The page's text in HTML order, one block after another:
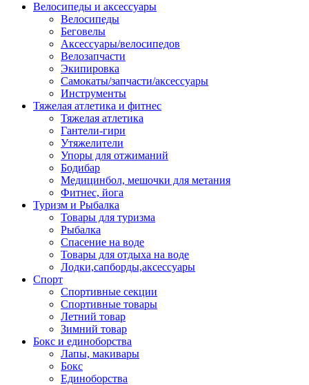
Велосипеды и аксессуары
Велосипеды
Беговелы
Аксессуары/велосипедов
Велозапчасти
Экипировка
Самокаты/запчасти/аксессуары
Инструменты
Тяжелая атлетика и фитнес
Тяжелая атлетика
Гантели-гири
Утяжелители
Упоры для отжиманий
Бодибар
Медицинбол, мешочки для метания
Фитнес, йога
Туризм и Рыбалка
Товары для туризма
Рыбалка
Спасение на воде
Товары для отдыха на воде
Лодки,сапборды,аксессуары
Спорт
Спортивные секции
Спортивные товары
Летний товар
Зимний товар
Бокс и единоборства
Лапы, макивары
Бокс
Единоборства